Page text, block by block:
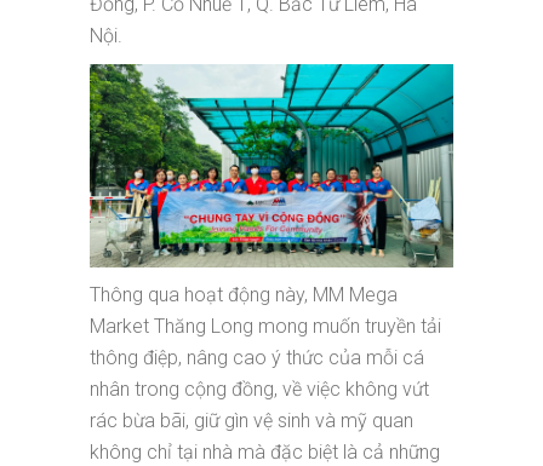
Nội.
Thông qua hoạt động này, MM Mega
Market Thăng Long mong muốn truyền tải
thông điệp, nâng cao ý thức của mỗi cá
nhân trong cộng đồng, về việc không vứt
rác bừa bãi, giữ gìn vệ sinh và mỹ quan
không chỉ tại nhà mà đặc biệt là cả những